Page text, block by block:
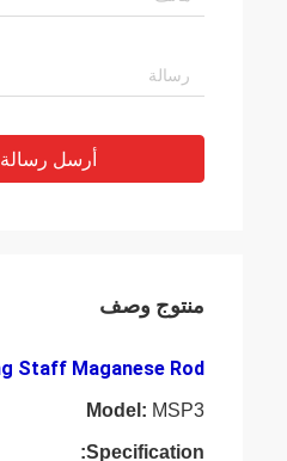
أرسل رسالة
منتوج وصف
Staff Maganese Rod
Model: MSP3
Specification: